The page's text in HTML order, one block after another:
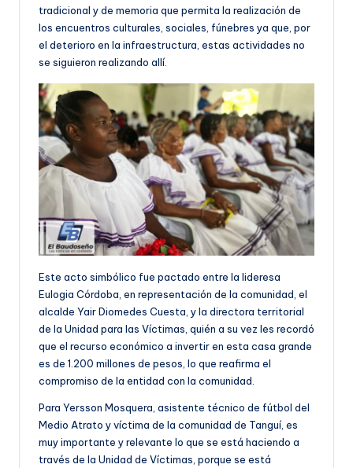
tradicional y de memoria que permita la realización de
los encuentros culturales, sociales, fúnebres ya que, por
el deterioro en la infraestructura, estas actividades no
se siguieron realizando allí.
Este acto simbólico fue pactado entre la lideresa
Eulogia Córdoba, en representación de la comunidad, el
alcalde Yair Diomedes Cuesta, y la directora territorial
de la Unidad para las Víctimas, quién a su vez les recordó
que el recurso económico a invertir en esta casa grande
es de 1.200 millones de pesos, lo que reafirma el
compromiso de la entidad con la comunidad.
Para Yersson Mosquera, asistente técnico de fútbol del
Medio Atrato y víctima de la comunidad de Tanguí, es
muy importante y relevante lo que se está haciendo a
través de la Unidad de Víctimas, porque se está